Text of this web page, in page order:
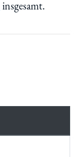
insgesamt.